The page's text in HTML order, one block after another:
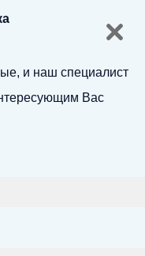
и наш специалист
Вас